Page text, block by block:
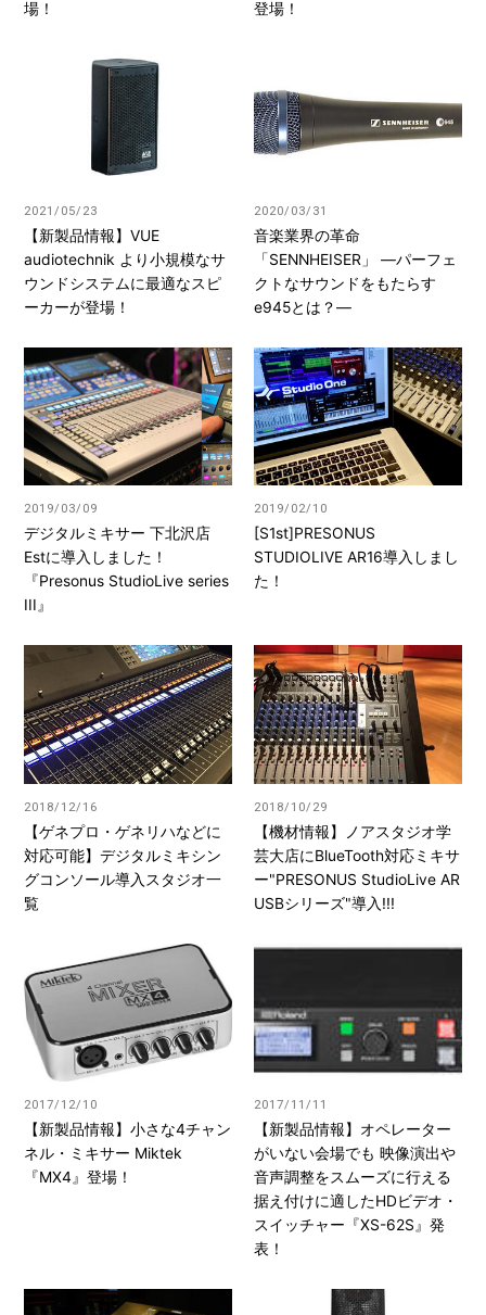
場！
登場！
2021/05/23
【新製品情報】VUE
audiotechnik より小規模なサ
ウンドシステムに最適なスピ
ーカーが登場！
2020/03/31
音楽業界の革命
「SENNHEISER」 ―パーフェ
クトなサウンドをもたらす
e945とは？―
2019/03/09
デジタルミキサー 下北沢店
Estに導入しました！
『Presonus StudioLive series
III』
2019/02/10
[S1st]PRESONUS
STUDIOLIVE AR16導入しまし
た！
2018/12/16
【ゲネプロ・ゲネリハなどに
対応可能】デジタルミキシン
グコンソール導入スタジオ一
覧
2018/10/29
【機材情報】ノアスタジオ学
芸大店にBlueTooth対応ミキサ
ー"PRESONUS StudioLive AR
USBシリーズ"導入!!!
2017/12/10
【新製品情報】小さな4チャン
ネル・ミキサー Miktek
『MX4』登場！
2017/11/11
【新製品情報】オペレーター
がいない会場でも 映像演出や
音声調整をスムーズに行える
据え付けに適したHDビデオ・
スイッチャー『XS-62S』発
表！